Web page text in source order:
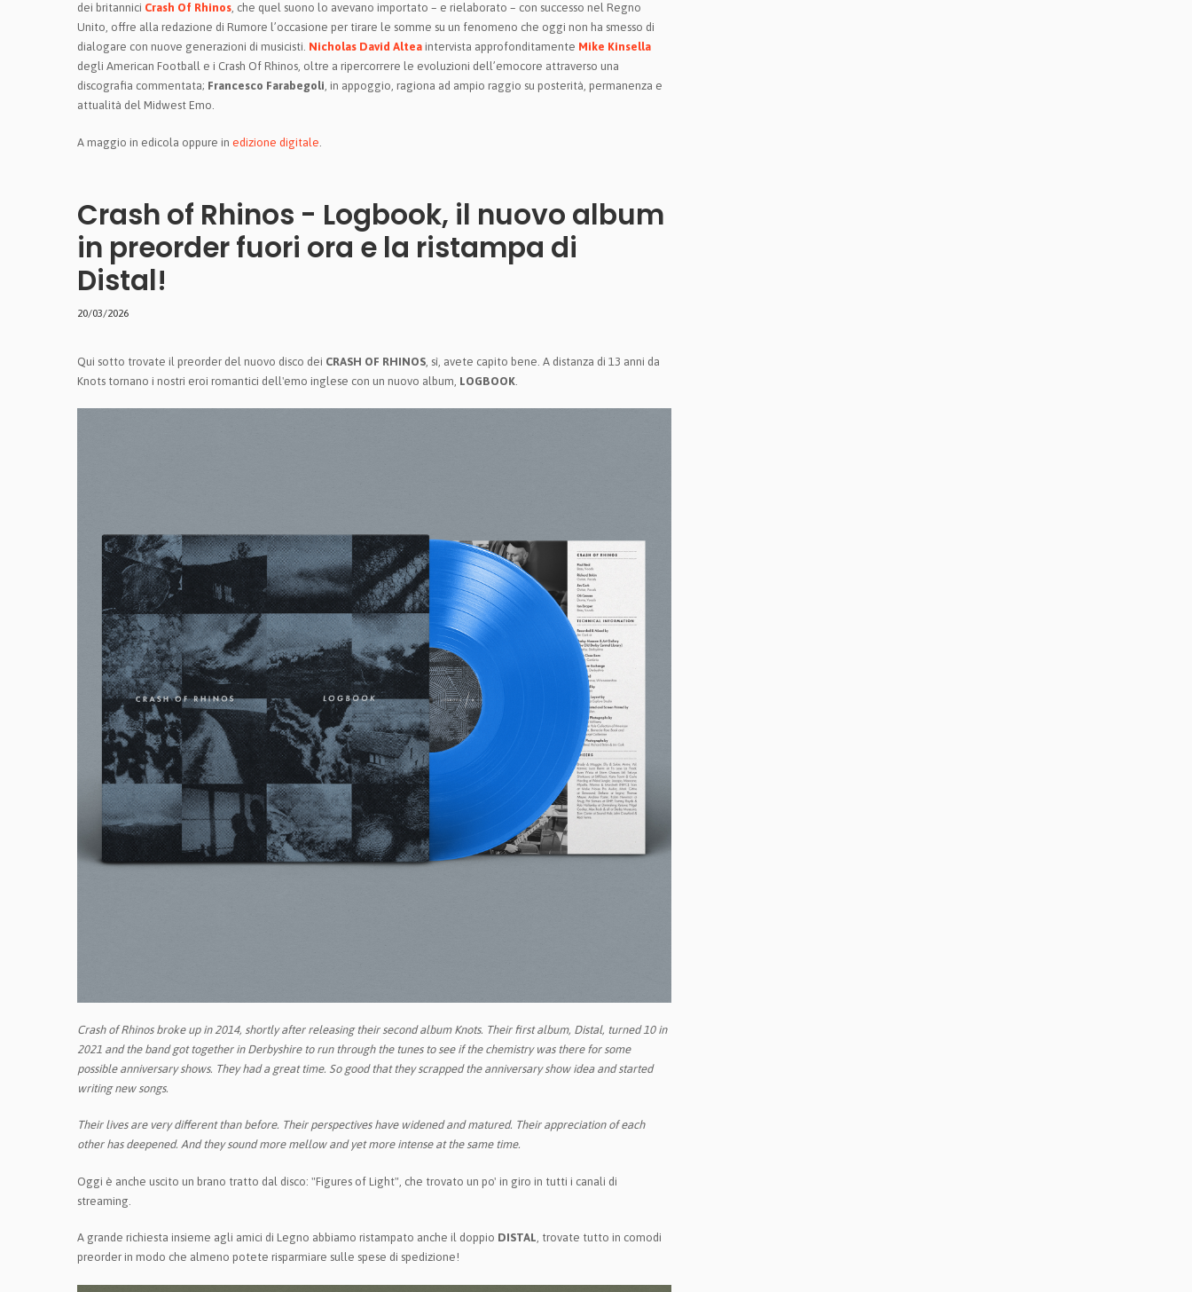
dei britannici Crash Of Rhinos, che quel suono lo avevano importato – e rielaborato – con successo nel Regno
Unito, offre alla redazione di Rumore l’occasione per tirare le somme su un fenomeno che oggi non ha smesso di
dialogare con nuove generazioni di musicisti. Nicholas David Altea intervista approfonditamente Mike Kinsella
degli American Football e i Crash Of Rhinos, oltre a ripercorrere le evoluzioni dell’emocore attraverso una
discografia commentata; Francesco Farabegoli, in appoggio, ragiona ad ampio raggio su posterità, permanenza e
attualità del Midwest Emo.
A maggio in edicola oppure in edizione digitale
Crash of Rhinos - Logbook, il nuovo album
in preorder fuori ora e la ristampa di
Distal!
20/03/2026
Qui sotto trovate il preorder del nuovo disco dei CRASH OF RHINOS , sì, avete capito bene. A distanza di 13 anni da
Knots tornano i nostri eroi romantici dell'emo inglese con un nuovo album, LOGBOOK
Crash of Rhinos broke up in 2014, shortly after releasing their second album Knots. Their first album, Distal, turned 10 in
2021 and the band got together in Derbyshire to run through the tunes to see if the chemistry was there for some
possible anniversary shows. They had a great time. So good that they scrapped the anniversary show idea and started
writing new songs.
Their lives are very different than before. Their perspectives have widened and matured. Their appreciation of each
other has deepened. And they sound more mellow and yet more intense at the same time.
Oggi è anche uscito un brano tratto dal disco: "Figures of Light", che trovato un po' in giro in tutti i canali di
streaming.
A grande richiesta insieme agli amici di Legno abbiamo ristampato anche il doppio DISTAL, trovate tutto in comodi
preorder in modo che almeno potete risparmiare sulle spese di spedizione!